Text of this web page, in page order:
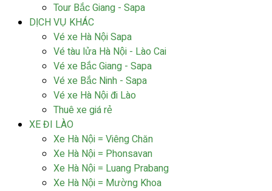
Tour Bắc Giang - Sapa
DỊCH VỤ KHÁC
Vé xe Hà Nội Sapa
Vé tàu lửa Hà Nội - Lào Cai
Vé xe Bắc Giang - Sapa
Vé xe Bắc Ninh - Sapa
Vé xe Hà Nội đi Lào
Thuê xe giá rẻ
XE ĐI LÀO
Xe Hà Nội = Viêng Chăn
Xe Hà Nội = Phonsavan
Xe Hà Nội = Luang Prabang
Xe Hà Nội = Mường Khoa